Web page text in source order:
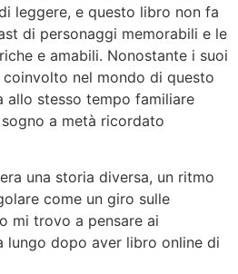
leggere, e questo libro non fa
di personaggi memorabili e le
e amabili. Nonostante i suoi
nel mondo di questo
allo stesso tempo familiare
a metà ricordato
una storia diversa, un ritmo
come un giro sulle
mi trovo a pensare ai
lungo dopo aver libro online di